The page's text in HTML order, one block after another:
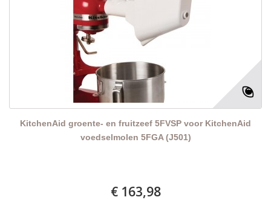
KitchenAid groente- en fruitzeef 5FVSP voor KitchenAid
voedselmolen 5FGA (J501)
€ 163,98